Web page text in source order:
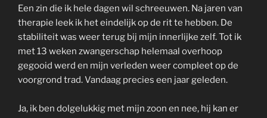
Een zin die ik hele dagen wil schreeuwen. Na jaren van
therapie leek ik het eindelijk op de rit te hebben. De
stabiliteit was weer terug bij mijn innerlijke zelf. Tot ik
met 13 weken zwangerschap helemaal overhoop
gegooid werd en mijn verleden weer compleet op de
voorgrond trad. Vandaag precies een jaar geleden.
Ja, ik ben dolgelukkig met mijn zoon en nee, hij kan er